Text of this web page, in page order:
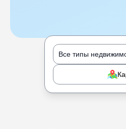
Все типы